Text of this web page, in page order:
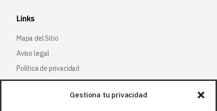
Gestiona tu privacidad
Links
Mapa del Sitio
Aviso legal
Política de privacidad
Política de cookies